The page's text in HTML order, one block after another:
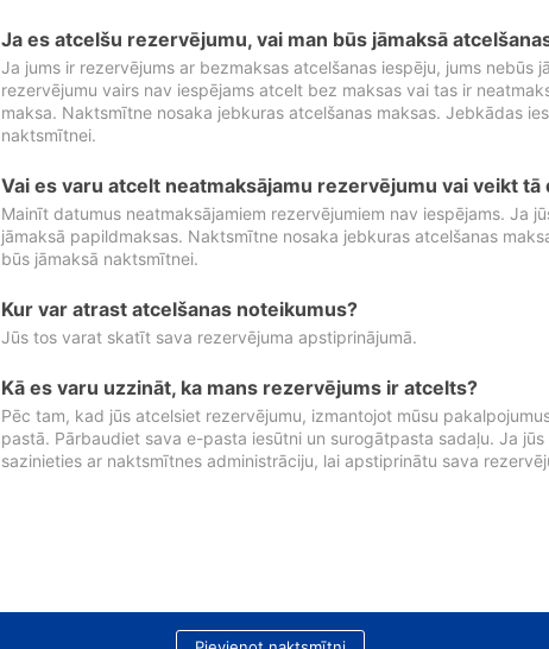
Ja es atcelšu rezervējumu, vai man būs jāmaksā
Ja jums ir rezervējums ar bezmaksas atcelšanas iespēju, jums nebūs
rezervējumu vairs nav iespējams atcelt bez maksas vai tas ir
maksa. Naktsmītne nosaka jebkuras atcelšanas maksas. Jebkādas
naktsmītnei.
Vai es varu atcelt neatmaksājamu rezervējumu vai veikt tā
Mainīt datumus neatmaksājamiem rezervējumiem nav iespējams. Ja
jāmaksā papildmaksas. Naktsmītne nosaka jebkuras atcelšanas
būs jāmaksā naktsmītnei.
Kur var atrast atcelšanas noteikumus?
Jūs tos varat skatīt sava rezervējuma apstiprinājumā.
Kā es varu uzzināt, ka mans rezervējums ir atcelts?
Pēc tam, kad jūs atcelsiet rezervējumu, izmantojot mūsu
pastā. Pārbaudiet sava e-pasta iesūtni un surogātpasta sadaļu. Ja
sazinieties ar naktsmītnes administrāciju, lai apstiprinātu sava